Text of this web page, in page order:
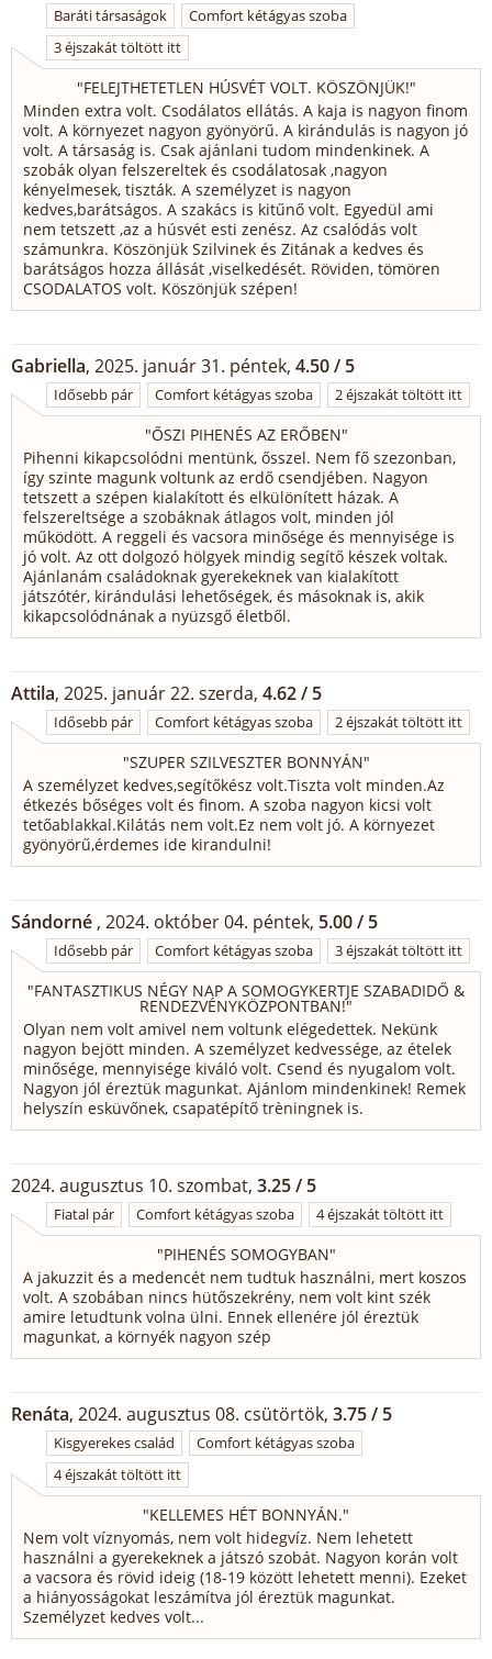
Baráti társaságok
Comfort kétágyas szoba
3 éjszakát töltött itt
"FELEJTHETETLEN HÚSVÉT VOLT. KÖSZÖNJÜK!"
Minden extra volt. Csodálatos ellátás. A kaja is nagyon finom
volt. A környezet nagyon gyönyörű. A kirándulás is nagyon jó
volt. A társaság is. Csak ajánlani tudom mindenkinek. A
szobák olyan felszereltek és csodálatosak ,nagyon
kényelmesek, tiszták. A személyzet is nagyon
kedves,barátságos. A szakács is kitűnő volt. Egyedül ami
nem tetszett ,az a húsvét esti zenész. Az csalódás volt
számunkra. Köszönjük Szilvinek és Zitának a kedves és
barátságos hozza állását ,viselkedését. Röviden, tömören
CSODALATOS volt. Köszönjük szépen!
Gabriella, 2025. január 31. péntek, 4.50 / 5
Idősebb pár Comfort kétágyas szoba 2 éjszakát töltött itt
"ŐSZI PIHENÉS AZ ERŐBEN"
Pihenni kikapcsolódni mentünk, ősszel. Nem fő szezonban,
így szinte magunk voltunk az erdő csendjében. Nagyon
tetszett a szépen kialakított és elkülönített házak. A
felszereltsége a szobáknak átlagos volt, minden jól
működött. A reggeli és vacsora minősége és mennyisége is
jó volt. Az ott dolgozó hölgyek mindig segítő készek voltak.
Ajánlanám családoknak gyerekeknek van kialakított
játszótér, kirándulási lehetőségek, és másoknak is, akik
kikapcsolódnának a nyüzsgő életből.
Attila, 2025. január 22. szerda, 4.62 / 5
Idősebb pár Comfort kétágyas szoba 2 éjszakát töltött itt
"SZUPER SZILVESZTER BONNYÁN"
A személyzet kedves,segítőkész volt.Tiszta volt minden.Az
étkezés bőséges volt és finom. A szoba nagyon kicsi volt
tetőablakkal.Kilátás nem volt.Ez nem volt jó. A környezet
gyönyörű,érdemes ide kirandulni!
Sándorné , 2024. október 04. péntek, 5.00 / 5
Idősebb pár Comfort kétágyas szoba 3 éjszakát töltött itt
"FANTASZTIKUS NÉGY NAP A SOMOGYKERTJE SZABADIDŐ &
RENDEZVÉNYKÖZPONTBAN!"
Olyan nem volt amivel nem voltunk elégedettek. Nekünk
nagyon bejött minden. A személyzet kedvessége, az ételek
minősége, mennyisége kiváló volt. Csend és nyugalom volt.
Nagyon jól éreztük magunkat. Ajánlom mindenkinek! Remek
helyszín esküvőnek, csapatépítő trèningnek is.
2024. augusztus 10. szombat, 3.25 / 5
Fiatal pár Comfort kétágyas szoba 4 éjszakát töltött itt
"PIHENÉS SOMOGYBAN"
A jakuzzit és a medencét nem tudtuk használni, mert koszos
volt. A szobában nincs hütőszekrény, nem volt kint szék
amire letudtunk volna ülni. Ennek ellenére jól éreztük
magunkat, a környék nagyon szép
Renáta, 2024. augusztus 08. csütörtök, 3.75 / 5
Kisgyerekes család
Comfort kétágyas szoba
4 éjszakát töltött itt
"KELLEMES HÉT BONNYÁN."
Nem volt víznyomás, nem volt hidegvíz. Nem lehetett
használni a gyerekeknek a játszó szobát. Nagyon korán volt
a vacsora és rövid ideig (18-19 között lehetett menni). Ezeket
a hiányosságokat leszámítva jól éreztük magunkat.
Személyzet kedves volt...